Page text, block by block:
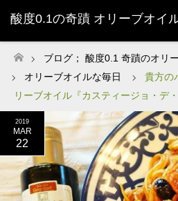
酸度0.1の奇蹟 オリーブオイ
ジョ・デ・タベルナス0.1』
Sherry-
ホーム
ブログ； 酸度0.1 奇蹟のオリ
オリーブオイルな毎日
貴方の
リーブオイル『カスティージョ・デ
2019
MAR
22